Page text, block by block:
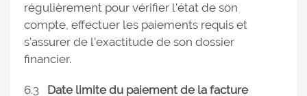
régulièrement pour vérifier l’état de son
compte, effectuer les paiements requis et
s’assurer de l’exactitude de son dossier
financier.
6.3 Date limite du paiement de la facture